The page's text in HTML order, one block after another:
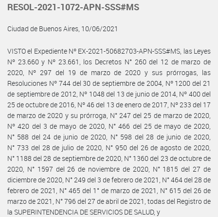
RESOL-2021-1072-APN-SSS#MS
Ciudad de Buenos Aires, 10/06/2021
VISTO el Expediente Nº EX-2021-50682703-APN-SSS#MS, las Leyes
Nº 23.660 y Nº 23.661, los Decretos N° 260 del 12 de marzo de
2020, Nº 297 del 19 de marzo de 2020 y sus prórrogas, las
Resoluciones Nº 744 del 30 de septiembre de 2004, Nº 1200 del 21
de septiembre de 2012, Nº 1048 del 13 de junio de 2014, Nº 400 del
25 de octubre de 2016, Nº 46 del 13 de enero de 2017, Nº 233 del 17
de marzo de 2020 y su prórroga, N° 247 del 25 de marzo de 2020,
Nº 420 del 3 de mayo de 2020, N° 466 del 25 de mayo de 2020,
N° 588 del 24 de junio de 2020, N° 598 del 28 de junio de 2020,
N° 733 del 28 de julio de 2020, N° 950 del 26 de agosto de 2020,
N° 1188 del 28 de septiembre de 2020, N° 1360 del 23 de octubre de
2020, N° 1597 del 26 de noviembre de 2020, N° 1815 del 27 de
diciembre de 2020, N° 249 del 3 de febrero de 2021, N° 464 del 28 de
febrero de 2021, N° 465 del 1° de marzo de 2021, N° 615 del 26 de
marzo de 2021, N° 796 del 27 de abril de 2021, todas del Registro de
la SUPERINTENDENCIA DE SERVICIOS DE SALUD, y